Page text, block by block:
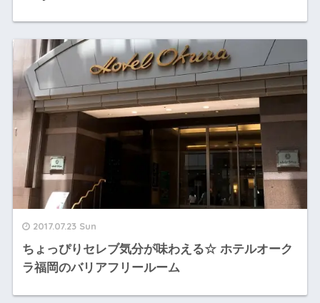
2017.07.23 Sun
ちょっぴりセレブ気分が味わえる☆ ホテルオーク
ラ福岡のバリアフリールーム